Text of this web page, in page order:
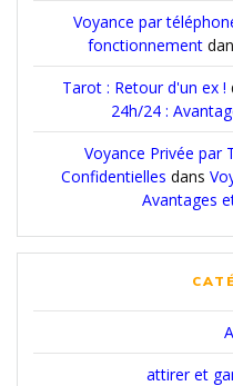
Voyance par
fonctionnement
Tarot : Retour d'un ex !
24h/24 :
Voyance Privée par
Confidentielles dans
Avantages
attirer et